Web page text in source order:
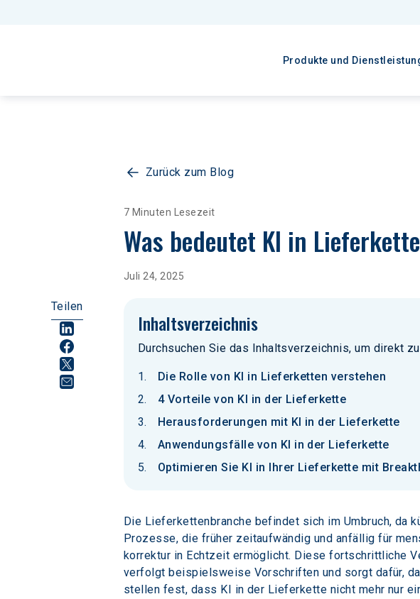
Produkte und
Zurück zum Blog
7 Minuten Lesezeit
Was bedeutet KI in
Juli 24, 2025
Teilen
Inhaltsverzeichnis
Durchsuchen Sie das Inhaltsverzeichnis, um direkt
Die Rolle von KI in Lieferketten verstehen
4 Vorteile von KI in der Lieferkette
Herausforderungen mit KI in der Lieferkette
Anwendungsfälle von KI in der Lieferkette
Optimieren Sie KI in Ihrer Lieferkette mit
Die Lieferkettenbranche befindet sich im Umbruch, da
Prozesse, die früher zeitaufwändig und anfällig für
korrektur in Echtzeit ermöglicht. Diese fortschrittliche
verfolgt beispielsweise Vorschriften und sorgt dafür,
stellen fest, dass KI in der Lieferkette nicht mehr nur